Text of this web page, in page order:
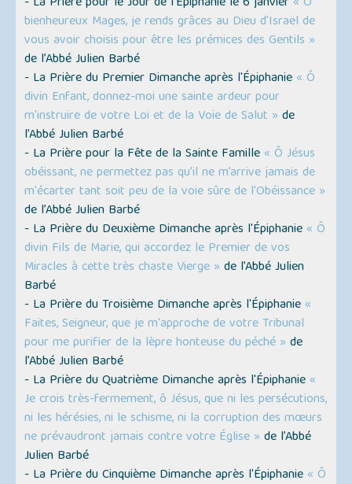
bienheureux Mages, je rends grâces au Dieu d'Israël de
vous avoir choisis pour être les prémices des Gentils »
de l’Abbé Julien Barbé
- La Prière du Premier Dimanche après l'Épiphanie « Ô
divin Enfant, donnez-moi une sainte ardeur pour
m'instruire de votre Loi et de la Voie de Salut » de
l’Abbé Julien Barbé
- La Prière pour la Fête de la Sainte Famille « Ô Jésus
obéissant, ne permettez pas qu’il ne m’arrive jamais de
m'écarter tant soit peu de la voie sûre de l'Obéissance »
de l’Abbé Julien Barbé
- La Prière du Deuxième Dimanche après l'Épiphanie « Ô
divin Fils de Marie, qui accordez le Premier de vos
Miracles à cette très chaste Vierge » de l’Abbé Julien
Barbé
- La Prière du Troisième Dimanche après l'Épiphanie «
Faites, Seigneur, que je m'approche de votre Tribunal
pour me purifier de la lèpre honteuse du péché » de
l’Abbé Julien Barbé
- La Prière du Quatrième Dimanche après l'Épiphanie «
Je crois très-fermement, ô Jésus, que ni les persécutions,
ni les hérésies, ni le schisme, ni la corruption des mœurs
ne prévaudront jamais contre votre Église » de l’Abbé
Julien Barbé
- La Prière du Cinquième Dimanche après l'Épiphanie « Ô